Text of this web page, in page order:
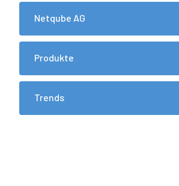
Netqube AG
Produkte
Trends